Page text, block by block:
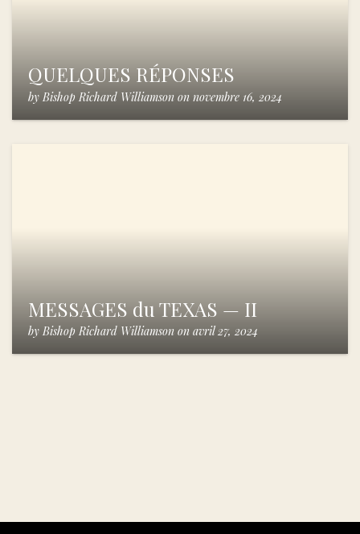
QUELQUES RÉPONSES
by Bishop Richard Williamson on novembre 16, 2024
MESSAGES du TEXAS — II
by Bishop Richard Williamson on avril 27, 2024